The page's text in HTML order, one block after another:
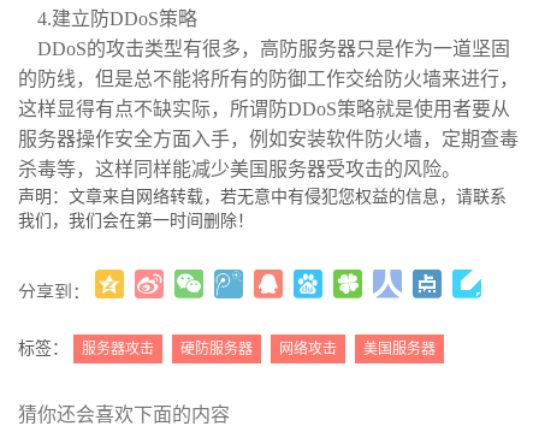
4.建立防DDoS策略
DDoS的攻击类型有很多，高防服务器只是作为一道坚固
的防线，但是总不能将所有的防御工作交给防火墙来进行，
这样显得有点不缺实际，所谓防DDoS策略就是使用者要从
服务器操作安全方面入手，例如安装软件防火墙，定期查毒
杀毒等，这样同样能减少美国服务器受攻击的风险。
声明：文章来自网络转载，若无意中有侵犯您权益的信息，请联系
我们，我们会在第一时间删除！
分享到：
( )
标签： 服务器攻击 硬防服务器 网络攻击 美国服务器
猜你还会喜欢下面的内容